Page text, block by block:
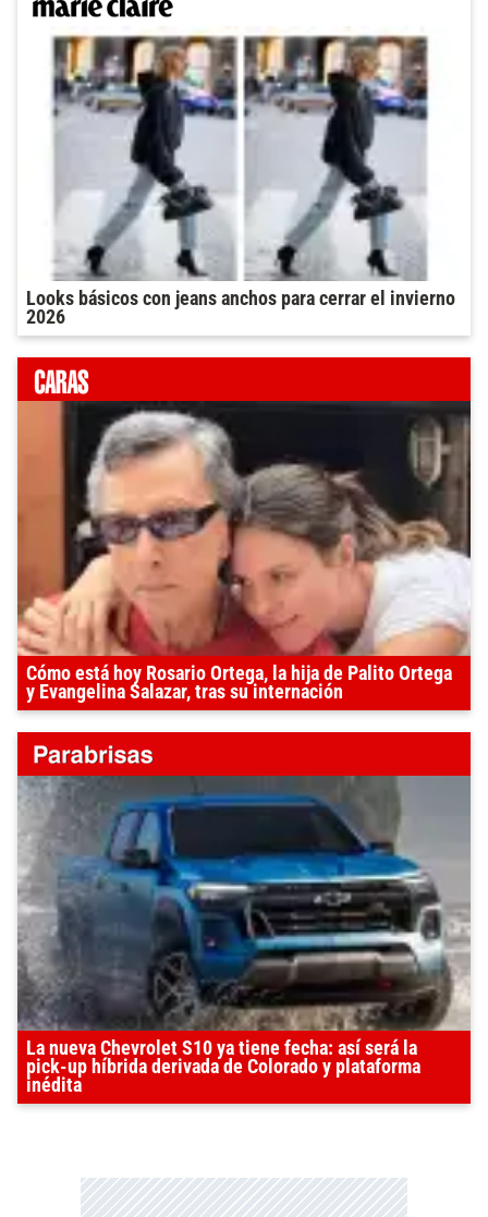
Looks básicos con jeans anchos para cerrar el invierno
2026
Cómo está hoy Rosario Ortega, la hija de Palito Ortega
y Evangelina Salazar, tras su internación
La nueva Chevrolet S10 ya tiene fecha: así será la
pick-up híbrida derivada de Colorado y plataforma
inédita